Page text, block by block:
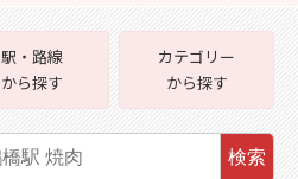
駅・路線
から探す
カテゴリー
から探す
検索